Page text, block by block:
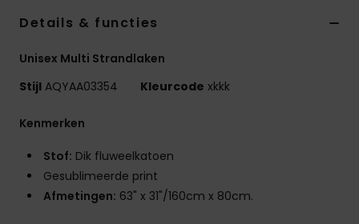
Details & functies
Unisex Multi Strandlaken
Stijl AQYAA03354 Kleurcode xkkk
Kenmerken
Stof: Dik fluweelkatoen
Gesublimeerde print
Afmetingen: 63" x 31"/160cm x 80cm.